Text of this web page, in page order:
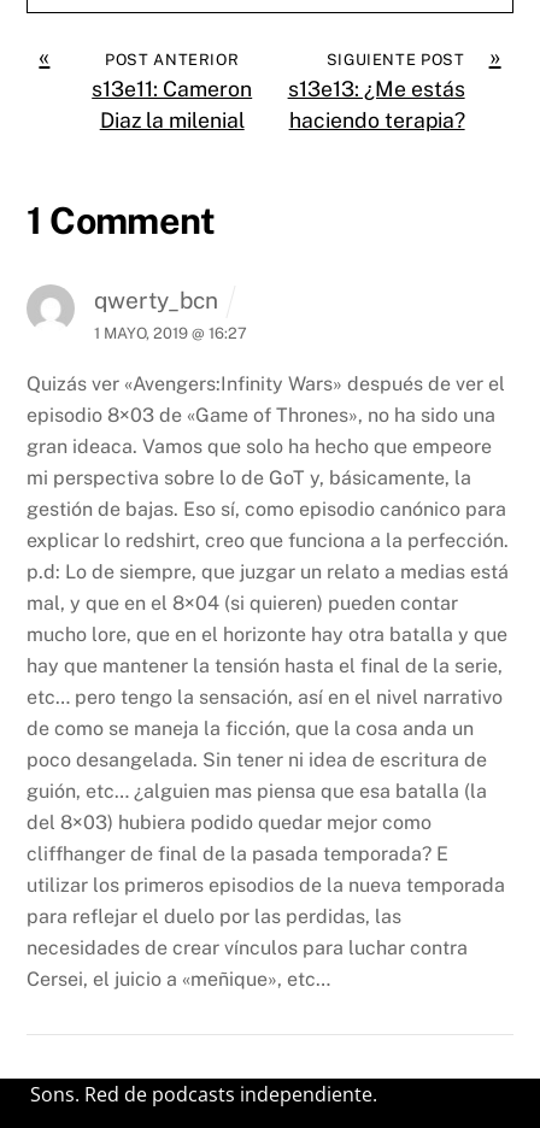
« POST ANTERIOR
s13e11: Cameron
Diaz la milenial
»
SIGUIENTE POST
s13e13: ¿Me estás
haciendo terapia?
1 Comment
qwerty_bcn
1 MAYO, 2019 @ 16:27
Quizás ver «Avengers:Infinity Wars» después de ver el
episodio 8×03 de «Game of Thrones», no ha sido una
gran ideaca. Vamos que solo ha hecho que empeore
mi perspectiva sobre lo de GoT y, básicamente, la
gestión de bajas. Eso sí, como episodio canónico para
explicar lo redshirt, creo que funciona a la perfección.
p.d: Lo de siempre, que juzgar un relato a medias está
mal, y que en el 8×04 (si quieren) pueden contar
mucho lore, que en el horizonte hay otra batalla y que
hay que mantener la tensión hasta el final de la serie,
etc… pero tengo la sensación, así en el nivel narrativo
de como se maneja la ficción, que la cosa anda un
poco desangelada. Sin tener ni idea de escritura de
guión, etc… ¿alguien mas piensa que esa batalla (la
del 8×03) hubiera podido quedar mejor como
cliffhanger de final de la pasada temporada? E
utilizar los primeros episodios de la nueva temporada
para reflejar el duelo por las perdidas, las
necesidades de crear vínculos para luchar contra
Cersei, el juicio a «meñique», etc…
Sons. Red de podcasts independiente.